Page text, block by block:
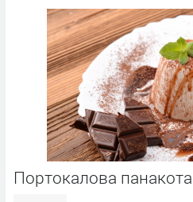
Портокалова